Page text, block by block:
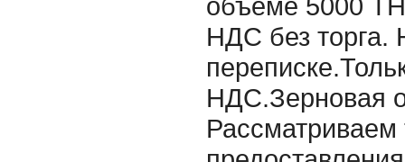
НДС без торга.
НДС.Зерновая
Рассматриваем